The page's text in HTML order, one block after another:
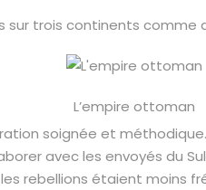
sur trois continents comme
L’empire ottoman
soignée et
avec les envoyés du
rebellions étaient moins